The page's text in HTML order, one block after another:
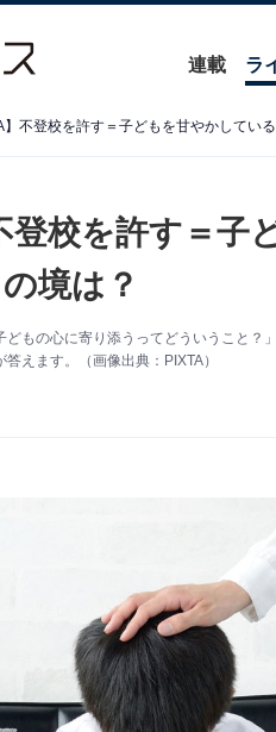
連載 ラ
】不登校を許す＝子どもを甘やかしてい
登校を許す＝子
境は？
どもの心に寄り添うってどういうこと
えます。（画像出典：PIXTA）